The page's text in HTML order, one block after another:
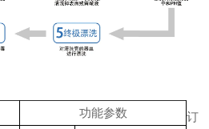
功能参数
订